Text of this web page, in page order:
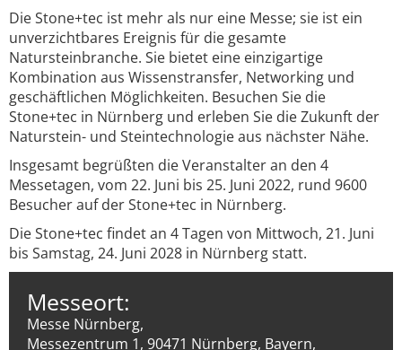
Die Stone+tec ist mehr als nur eine Messe; sie ist ein
unverzichtbares Ereignis für die gesamte
Natursteinbranche. Sie bietet eine einzigartige
Kombination aus Wissenstransfer, Networking und
geschäftlichen Möglichkeiten. Besuchen Sie die
Stone+tec in Nürnberg und erleben Sie die Zukunft der
Naturstein- und Steintechnologie aus nächster Nähe.
Insgesamt begrüßten die Veranstalter an den 4
Messetagen, vom 22. Juni bis 25. Juni 2022, rund 9600
Besucher auf der Stone+tec in Nürnberg.
Die Stone+tec findet an 4 Tagen von Mittwoch, 21. Juni
bis Samstag, 24. Juni 2028 in Nürnberg statt.
Messeort:
Messe Nürnberg,
Messezentrum 1, 90471 Nürnberg, Bayern,